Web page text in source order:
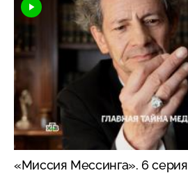
«Миссия Мессинга». 6 серия